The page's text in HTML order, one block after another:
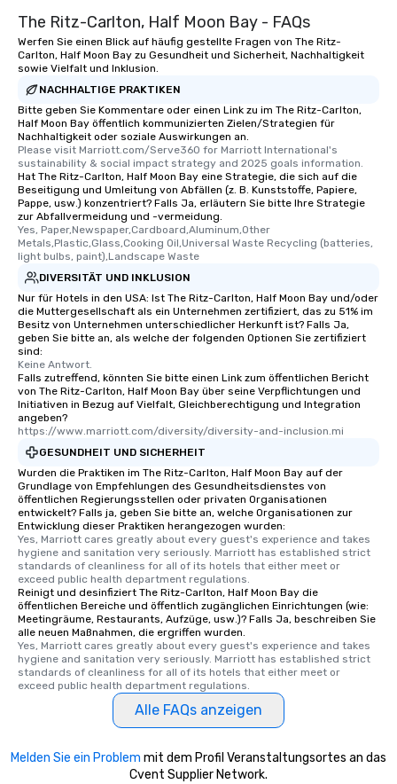
The Ritz-Carlton, Half Moon Bay - FAQs
Werfen Sie einen Blick auf häufig gestellte Fragen von The Ritz-
Carlton, Half Moon Bay zu Gesundheit und Sicherheit, Nachhaltigkeit
sowie Vielfalt und Inklusion.
NACHHALTIGE PRAKTIKEN
Bitte geben Sie Kommentare oder einen Link zu im The Ritz-Carlton,
Half Moon Bay öffentlich kommunizierten Zielen/Strategien für
Nachhaltigkeit oder soziale Auswirkungen an.
Please visit Marriott.com/Serve360 for Marriott International's
sustainability & social impact strategy and 2025 goals information.
Hat The Ritz-Carlton, Half Moon Bay eine Strategie, die sich auf die
Beseitigung und Umleitung von Abfällen (z. B. Kunststoffe, Papiere,
Pappe, usw.) konzentriert? Falls Ja, erläutern Sie bitte Ihre Strategie
zur Abfallvermeidung und -vermeidung.
Yes, Paper,Newspaper,Cardboard,Aluminum,Other
Metals,Plastic,Glass,Cooking Oil,Universal Waste Recycling (batteries,
light bulbs, paint),Landscape Waste
DIVERSITÄT UND INKLUSION
Nur für Hotels in den USA: Ist The Ritz-Carlton, Half Moon Bay und/oder
die Muttergesellschaft als ein Unternehmen zertifiziert, das zu 51% im
Besitz von Unternehmen unterschiedlicher Herkunft ist? Falls Ja,
geben Sie bitte an, als welche der folgenden Optionen Sie zertifiziert
sind:
Keine Antwort.
Falls zutreffend, könnten Sie bitte einen Link zum öffentlichen Bericht
von The Ritz-Carlton, Half Moon Bay über seine Verpflichtungen und
Initiativen in Bezug auf Vielfalt, Gleichberechtigung und Integration
angeben?
https://www.marriott.com/diversity/diversity-and-inclusion.mi
GESUNDHEIT UND SICHERHEIT
Wurden die Praktiken im The Ritz-Carlton, Half Moon Bay auf der
Grundlage von Empfehlungen des Gesundheitsdienstes von
öffentlichen Regierungsstellen oder privaten Organisationen
entwickelt? Falls ja, geben Sie bitte an, welche Organisationen zur
Entwicklung dieser Praktiken herangezogen wurden:
Yes, Marriott cares greatly about every guest's experience and takes
hygiene and sanitation very seriously. Marriott has established strict
standards of cleanliness for all of its hotels that either meet or
exceed public health department regulations.
Reinigt und desinfiziert The Ritz-Carlton, Half Moon Bay die
öffentlichen Bereiche und öffentlich zugänglichen Einrichtungen (wie:
Meetingräume, Restaurants, Aufzüge, usw.)? Falls Ja, beschreiben Sie
alle neuen Maßnahmen, die ergriffen wurden.
Yes, Marriott cares greatly about every guest's experience and takes
hygiene and sanitation very seriously. Marriott has established strict
standards of cleanliness for all of its hotels that either meet or
exceed public health department regulations.
Alle FAQs anzeigen
Melden Sie ein Problem mit dem Profil Veranstaltungsortes an das
Cvent Supplier Network.